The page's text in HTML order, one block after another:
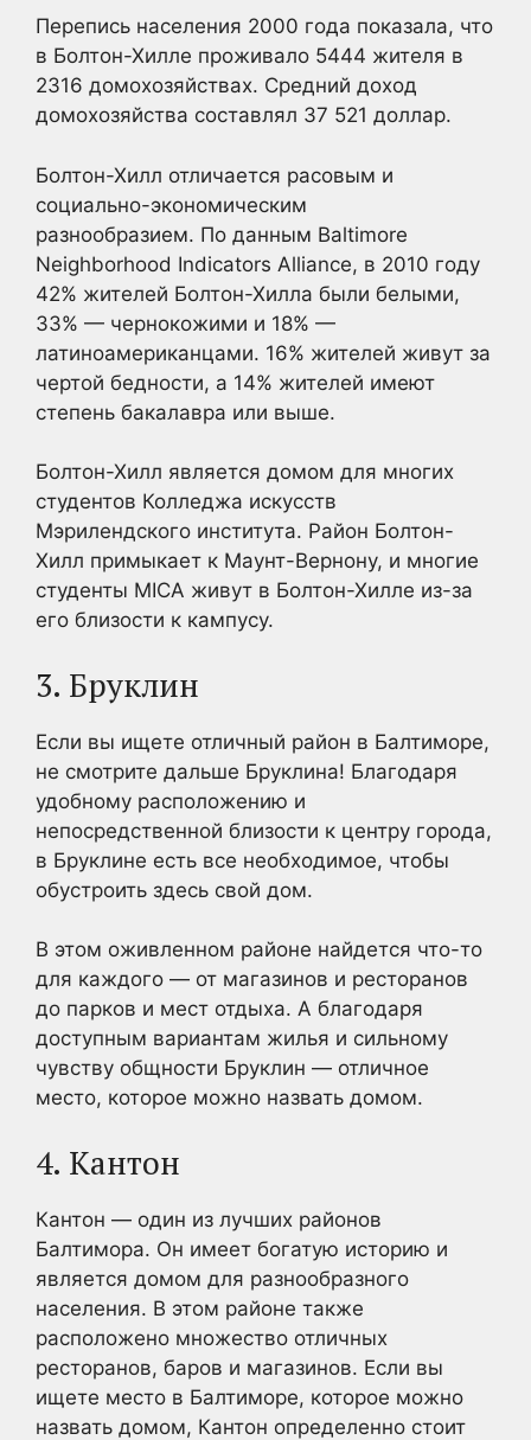
Перепись населения 2000 года показала, что
в Болтон-Хилле проживало 5444 жителя в
2316 домохозяйствах. Средний доход
домохозяйства составлял 37 521 доллар.
Болтон-Хилл отличается расовым и
социально-экономическим
разнообразием. По данным Baltimore
Neighborhood Indicators Alliance, в 2010 году
42% жителей Болтон-Хилла были белыми,
33% — чернокожими и 18% —
латиноамериканцами. 16% жителей живут за
чертой бедности, а 14% жителей имеют
степень бакалавра или выше.
Болтон-Хилл является домом для многих
студентов Колледжа искусств
Мэрилендского института. Район Болтон-
Хилл примыкает к Маунт-Вернону, и многие
студенты MICA живут в Болтон-Хилле из-за
его близости к кампусу.
3. Бруклин
Если вы ищете отличный район в Балтиморе,
не смотрите дальше Бруклина! Благодаря
удобному расположению и
непосредственной близости к центру города,
в Бруклине есть все необходимое, чтобы
обустроить здесь свой дом.
В этом оживленном районе найдется что-то
для каждого — от магазинов и ресторанов
до парков и мест отдыха. А благодаря
доступным вариантам жилья и сильному
чувству общности Бруклин — отличное
место, которое можно назвать домом.
4. Кантон
Кантон — один из лучших районов
Балтимора. Он имеет богатую историю и
является домом для разнообразного
населения. В этом районе также
расположено множество отличных
ресторанов, баров и магазинов. Если вы
ищете место в Балтиморе, которое можно
назвать домом, Кантон определенно стоит